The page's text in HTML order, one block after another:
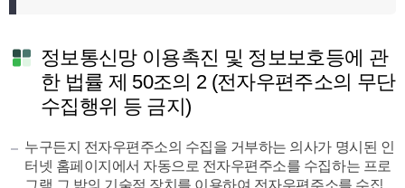
정보통신망 이용촉진 및 정보보호등에 관
한 법률 제 50조의 2 (전자우편주소의 무단
수집행위 등 금지)
누구든지 전자우편주소의 수집을 거부하는 의사가 명시된 인
터넷 홈페이지에서 자동으로 전자우편주소를 수집하는 프로
그램 그 밖의 기술적 장치를 이용하여 전자우편주소를 수집